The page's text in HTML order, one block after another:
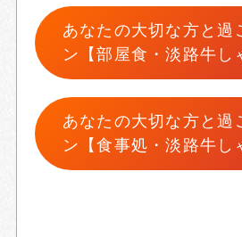
あなたの大切な方と過
ン【部屋食・淡路牛し
あなたの大切な方と過
ン【食事処・淡路牛し